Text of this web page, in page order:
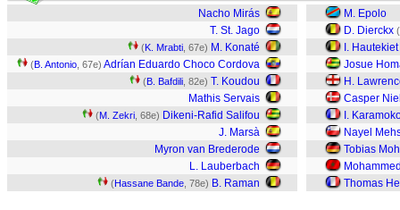
Nacho Mirás
T. St. Jago
(K. Mrabti , 67e) M. Konaté
(B. Antonio , 67e) Adrían Eduardo Choco Cordova
(B. Bafdili , 82e) T. Koudou
Mathis Servais
(M. Zekri , 68e) Dikeni-Rafid Salifou
J. Marsà
Myron van Brederode
L. Lauberbach
(Hassane Bande , 78e) B. Raman
M. Epolo
D. Dierckx (
I. Hautekiet
Josue
H.
Casper
I.
Nayel
Tobias
Thomas